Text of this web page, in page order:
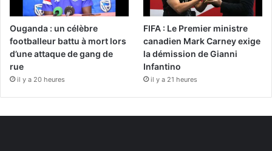
Ouganda : un célèbre
footballeur battu à mort lors
d’une attaque de gang de
rue
il y a 20 heures
FIFA : Le Premier ministre
canadien Mark Carney exige
la démission de Gianni
Infantino
il y a 21 heures